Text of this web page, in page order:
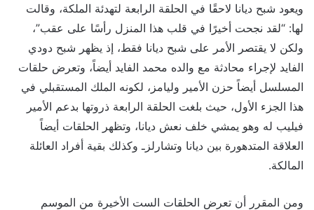
ويعود شبح ديانا لاحقًا في الحلقة الرابعة لتهدئة الملكة، وقالت
لها: “لقد نجحت أخيرًا في قلب هذا المنزل رأسًا على عقب”،
ولكن لا يقتصر الأمر على شبح ديانا فقط، إذ يظهر شبح دودي
الفايد لإجراء محادثة مع والده محمد الفايد أيضاً، وتعرض حلقات
المسلسل أيضاً حزن الأمير وليامز، لكونه الملك المستقبلي في
هذا الجزء الأول، حيث بلغت الحلقة الرابعة ذروتها بدعم الأمير
فيليب له وهو يمشي خلف نعش ديانا، وتظهر الحلقات أيضاً
العلاقة المتدهورة بين ديانا وتشارلزـ وكذلك بقية أفراد العائلة
المالكة.
ومن المقرر أن تعرض الحلقات الست الأخيرة من الموسم